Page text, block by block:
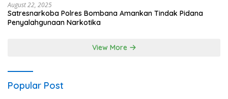
August 22, 2025
Satresnarkoba Polres Bombana Amankan Tindak Pidana
Penyalahgunaan Narkotika
View More
Popular Post